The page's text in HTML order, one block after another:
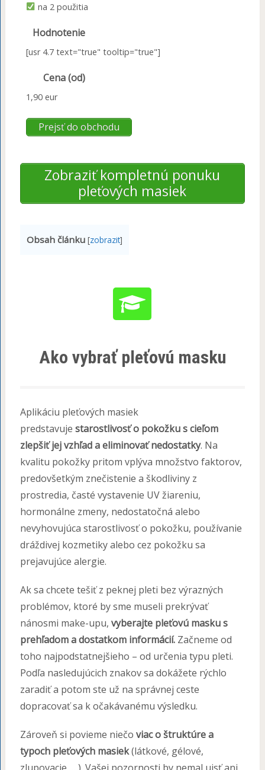
na 2 použitia
Hodnotenie
[usr 4.7 text="true" tooltip="true"]
Cena (od)
1,90 eur
Prejsť do obchodu
Zobraziť kompletnú ponuku
pleťových masiek
Obsah článku [zobrazit]
Ako vybrať pleťovú masku
Aplikáciu pleťových masiek
predstavuje starostlivosť o pokožku s cieľom
zlepšiť jej vzhľad a eliminovať nedostatky. Na
kvalitu pokožky pritom vplýva množstvo faktorov,
predovšetkým znečistenie a škodliviny z
prostredia, časté vystavenie UV žiareniu,
hormonálne zmeny, nedostatočná alebo
nevyhovujúca starostlivosť o pokožku, používanie
dráždivej kozmetiky alebo cez pokožku sa
prejavujúce alergie.
Ak sa chcete tešiť z peknej pleti bez výrazných
problémov, ktoré by sme museli prekrývať
nánosmi make-upu, vyberajte pleťovú masku s
prehľadom a dostatkom informácií.Začneme od
toho najpodstatnejšieho – od určenia typu pleti.
Podľa nasledujúcich znakov sa dokážete rýchlo
zaradiť a potom ste už na správnej ceste
dopracovať sa k očakávanému výsledku.
Zároveň si povieme niečo viac o štruktúre a
typoch pleťových masiek(látkové, gélové,